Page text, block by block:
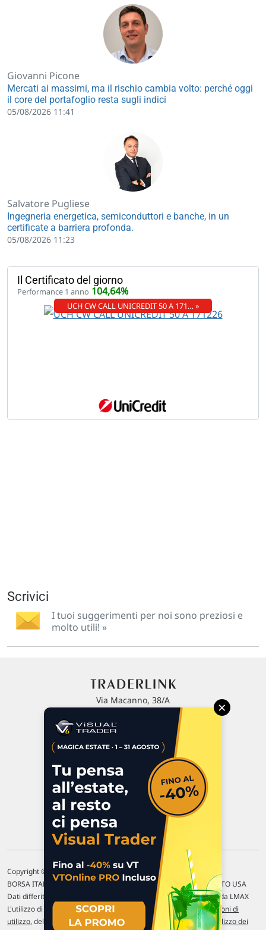
Giovanni Picone
Mercati ai massimi, ma il rischio cambia volto: perché oggi
il core del portafoglio resta sugli indici
05/08/2026 11:41
Salvatore Pugliese
Ingegneria energetica, semiconduttori e banche, in un
certificate a barriera profonda.
05/08/2026 11:23
Il Certificato del giorno
Performance 1 anno 104,64%
UCH CW CALL UNICREDIT 50 A 171… »
Scrivici
I tuoi suggerimenti per noi sono preziosi e
molto utili! »
Via Macanno, 38/A
P.IVA 02 452 460 401
Commenti e segnalazioni
Contattaci
Copyright © 1996-2026 Traderlink Italia s.r.l.
BORSA ITALIANA Quotazioni di borsa differite di 15 min. / MERCATO USA
Dati differiti di 15 min. (fonte Intrinio) / FOREX Quotazioni fornite da LMAX
L'utilizzo di questo sito implica l'accettazione delle nostre Condizioni di
utilizzo, del Disclaimer MAR, dellePolitiche sulla privacye dell' Utilizzo dei
×